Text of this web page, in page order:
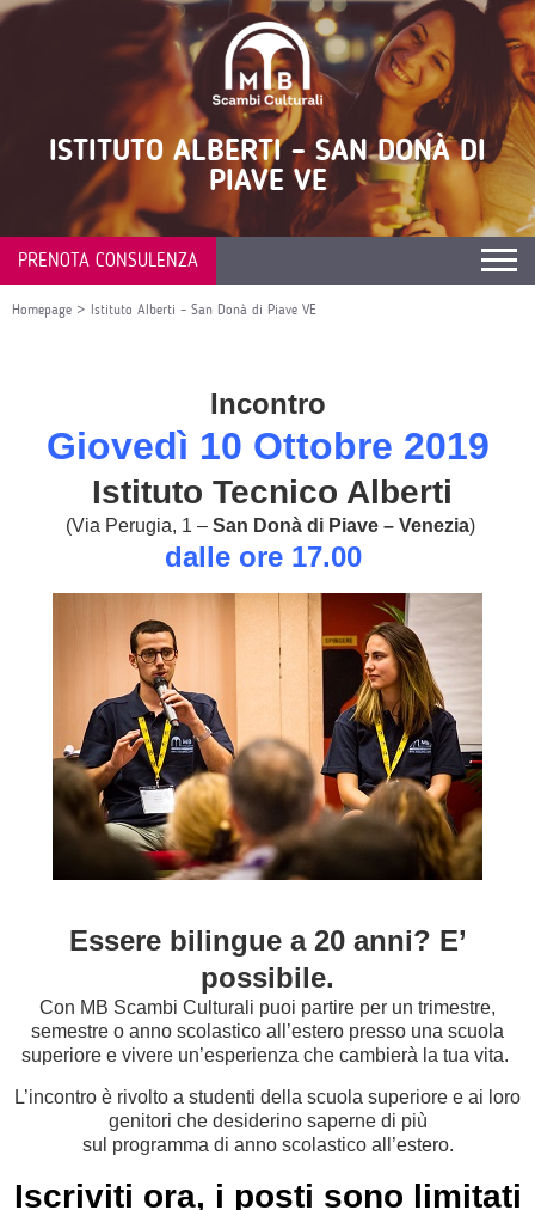
ISTITUTO ALBERTI – SAN DONÀ DI
PIAVE VE
PRENOTA CONSULENZA
Homepage > Istituto Alberti – San Donà di Piave VE
Incontro
Giovedì 10 Ottobre 2019
Istituto Tecnico Alberti
(Via Perugia, 1 – San Donà di Piave – Venezia)
dalle ore 17.00
Essere bilingue a 20 anni? E’
possibile.
Con MB Scambi Culturali puoi partire per un trimestre,
semestre o anno scolastico all’estero presso una scuola
superiore e vivere un’esperienza che cambierà la tua vita.
L’incontro è rivolto a studenti della scuola superiore e ai loro
genitori che desiderino saperne di più
sul programma di anno scolastico all’estero.
Iscriviti ora, i posti sono limitati